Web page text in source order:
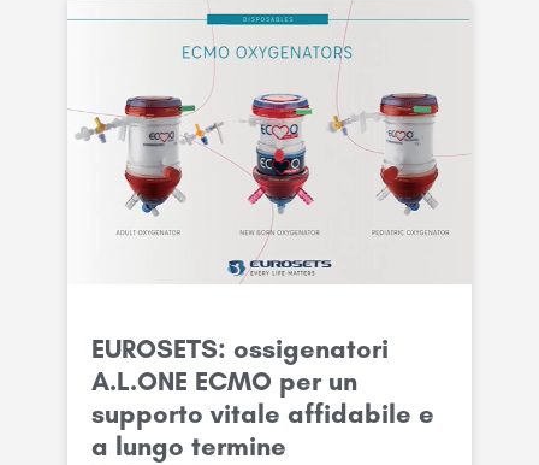
EUROSETS: ossigenatori
A.L.ONE ECMO per un
supporto vitale affidabile e
a lungo termine